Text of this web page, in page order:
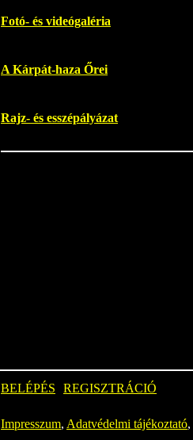
Fotó- és videógaléria
A Kárpát-haza Őrei
Rajz- és esszépályázat
BELÉPÉS REGISZTRÁCIÓ
Impresszum, Adatvédelmi tájékoztató,